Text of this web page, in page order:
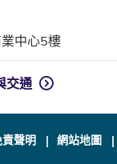
中心5樓
交通
聲明 網站地圖